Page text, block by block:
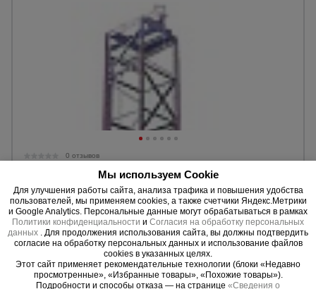
0 отзывов
Мачтовый подъемник ТЭМЗ ПМГ г/п-1000 кг
Высота подъема:
100 м.
Грузоподъемность:
1000 кг.
Уточнить цену
Мы используем Cookie
Для улучшения работы сайта, анализа трафика и повышения удобства
пользователей, мы применяем cookies, а также счетчики Яндекс.Метрики
и Google Analytics. Персональные данные могут обрабатываться в рамках
Политики конфиденциальности и Согласия на обработку персональных
данных . Для продолжения использования сайта, вы должны подтвердить
согласие на обработку персональных данных и использование файлов
cookies в указанных целях.
Этот сайт применяет рекомендательные технологии (блоки «Недавно
просмотренные», «Избранные товары», «Похожие товары»).
Подробности и способы отказа — на странице «Сведения о